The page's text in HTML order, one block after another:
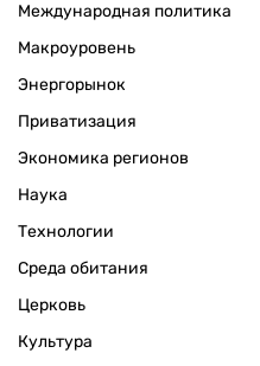
Международная политика
Макроуровень
Энергорынок
Приватизация
Экономика регионов
Наука
Технологии
Среда обитания
Церковь
Культура